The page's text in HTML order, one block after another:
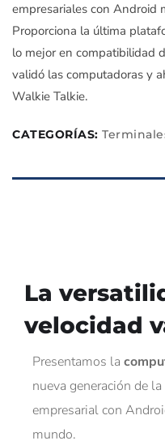
empresariales con Android
Proporciona la última
lo mejor en compatibilidad
validó las computadoras y
Walkie Talkie.
CATEGORÍAS:
La
velocidad
Presentamos la
nueva generación de
empresarial con
mundo.